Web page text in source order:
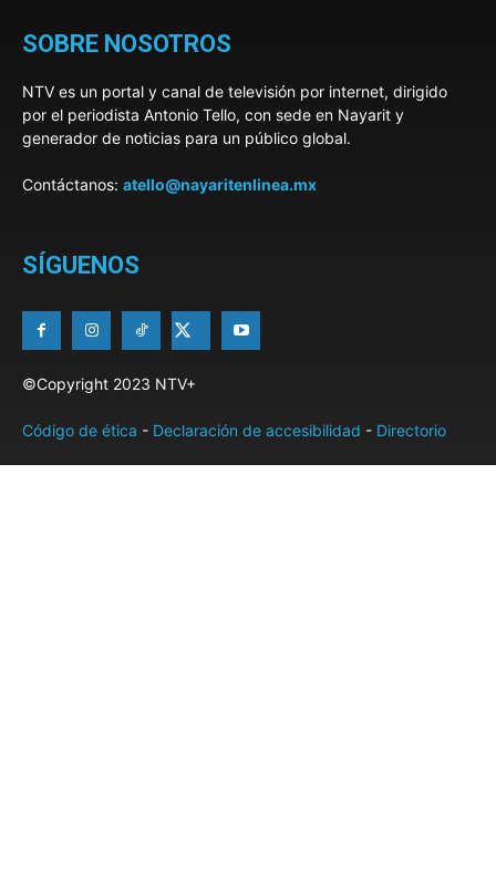
SOBRE NOSOTROS
NTV es un portal y canal de televisión por internet, dirigido
por el periodista Antonio Tello, con sede en Nayarit y
generador de noticias para un público global.
Contáctanos: atello@nayaritenlinea.mx
SÍGUENOS
©Copyright 2023 NTV+
Código de ética - Declaración de accesibilidad - Directorio